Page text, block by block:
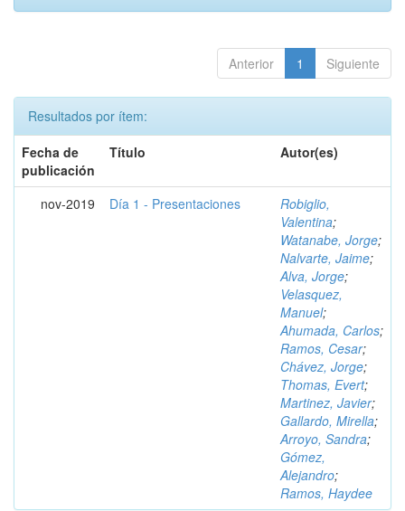
Anterior 1 Siguiente
Resultados por ítem:
Fecha de
publicación
Título Autor(es)
nov-2019 Día 1 - Presentaciones
Robiglio,
Valentina;
Watanabe, Jorge;
Nalvarte, Jaime;
Alva, Jorge;
Velasquez,
Manuel;
Ahumada, Carlos;
Ramos, Cesar;
Chávez, Jorge;
Thomas, Evert;
Martinez, Javier;
Gallardo, Mirella;
Arroyo, Sandra;
Gómez,
Alejandro;
Ramos, Haydee